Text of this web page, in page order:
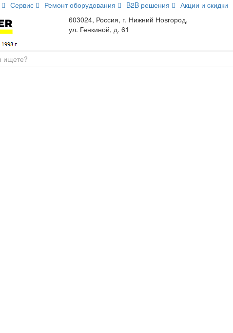
Сервис Ремонт оборудования B2B решения Акции и cкидки
603024, Россия, г. Нижний Новгород,
ул. Генкиной, д. 61